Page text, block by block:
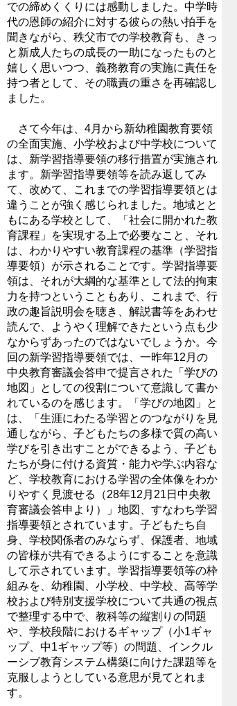
での締めくくりには感動しました。中学時
代の恩師の紹介に対する彼らの熱い拍手を
聞きながら、秩父市での学校教育も、きっ
と新成人たちの成長の一助になったものと
嬉しく思いつつ、義務教育の実施に責任を
持つ者として、その職責の重さを再確認し
ました。
さて今年は、4月から新幼稚園教育要領
の全面実施、小学校および中学校について
は、新学習指導要領の移行措置が実施され
ます。新学習指導要領等を読み返してみ
て、改めて、これまでの学習指導要領とは
違うことが強く感じられました。地域とと
もにある学校として、「社会に開かれた教
育課程」を実現する上で必要なこと、それ
は、わかりやすい教育課程の基準（学習指
導要領）が示されることです。学習指導要
領は、それが大綱的な基準として法的拘束
力を持つということもあり、これまで、行
政の趣旨説明会を聴き、解説書等をあわせ
読んで、ようやく理解できたという点も少
なからずあったのではないでしょうか。今
回の新学習指導要領では、一昨年12月の
中央教育審議会答申で提言された「学びの
地図」としての役割について意識して書か
れているのを感じます。「学びの地図」と
は、「生涯にわたる学習とのつながりを見
通しながら、子どもたちの多様で質の高い
学びを引き出すことができるよう、子ども
たちが身に付ける資質・能力や学ぶ内容な
ど、学校教育における学習の全体像をわか
りやすく見渡せる（28年12月21日中央教
育審議会答申より）」地図、すなわち学習
指導要領とされています。子どもたち自
身、学校関係者のみならず、保護者、地域
の皆様が共有できるようにすることを意識
して示されています。学習指導要領等の枠
組みを、幼稚園、小学校、中学校、高等学
校および特別支援学校について共通の視点
で整理する中で、教科等の縦割りの問題
や、学校段階におけるギャップ（小1ギャ
ップ、中1ギャップ等）の問題、インクル
ーシブ教育システム構築に向けた課題等を
克服しようとしている意思が見てとれま
す。